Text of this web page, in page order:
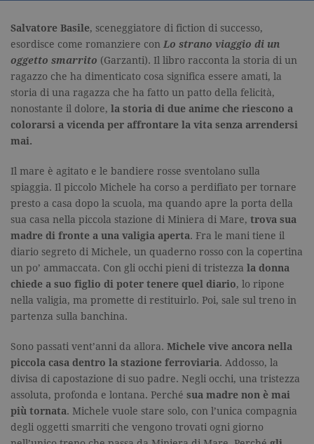
Salvatore Basile, sceneggiatore di fiction di successo,
esordisce come romanziere con Lo strano viaggio di un
oggetto smarrito (Garzanti). Il libro racconta la storia di un
ragazzo che ha dimenticato cosa significa essere amati, la
storia di una ragazza che ha fatto un patto della felicità,
nonostante il dolore, la storia di due anime che riescono a
colorarsi a vicenda per affrontare la vita senza arrendersi
mai.
Il mare è agitato e le bandiere rosse sventolano sulla
spiaggia. Il piccolo Michele ha corso a perdifiato per tornare
presto a casa dopo la scuola, ma quando apre la porta della
sua casa nella piccola stazione di Miniera di Mare, trova sua
madre di fronte a una valigia aperta. Fra le mani tiene il
diario segreto di Michele, un quaderno rosso con la copertina
un po’ ammaccata. Con gli occhi pieni di tristezza la donna
chiede a suo figlio di poter tenere quel diario, lo ripone
nella valigia, ma promette di restituirlo. Poi, sale sul treno in
partenza sulla banchina.
Sono passati vent’anni da allora. Michele vive ancora nella
piccola casa dentro la stazione ferroviaria. Addosso, la
divisa di capostazione di suo padre. Negli occhi, una tristezza
assoluta, profonda e lontana. Perché sua madre non è mai
più tornata. Michele vuole stare solo, con l’unica compagnia
degli oggetti smarriti che vengono trovati ogni giorno